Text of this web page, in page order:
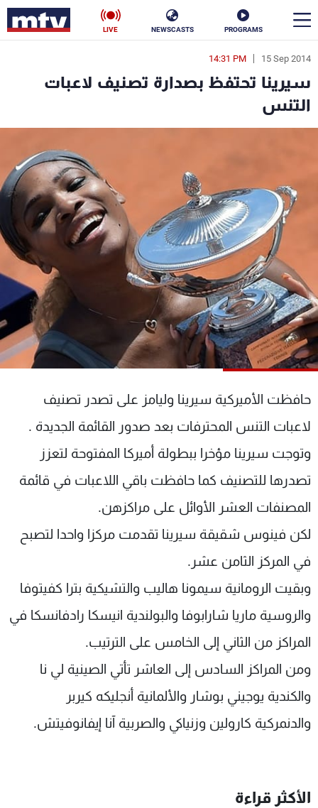
PROGRAMS
NEWSCASTS
LIVE
15 Sep 2014
14:31 PM
سيرينا تحتفظ بصدارة تصنيف لاعبات
التنس
حافظت الأميركية سيرينا وليامز على تصدر تصنيف
لاعبات التنس المحترفات بعد صدور القائمة الجديدة .
وتوجت سيرينا مؤخرا ببطولة أميركا المفتوحة لتعزز
تصدرها للتصنيف كما حافظت باقي اللاعبات في قائمة
المصنفات العشر الأوائل على مراكزهن.
لكن فينوس شقيقة سيرينا تقدمت مركزا واحدا لتصبح
في المركز الثامن عشر.
وبقيت الرومانية سيمونا هاليب والتشيكية بترا كفيتوفا
والروسية ماريا شارابوفا والبولندية انيسكا رادفانسكا في
المراكز من الثاني إلى الخامس على الترتيب.
ومن المراكز السادس إلى العاشر تأتي الصينية لي نا
والكندية يوجيني بوشار والألمانية أنجليكه كيربر
والدنمركية كارولين وزنياكي والصربية آنا إيفانوفيتش.
الأكثر قراءة
en
الأخبار
سياسة ناس
منوعات رياضة
كأس العالم
البرامج
جدول البرامج
شاهد البرامج
الترددات
عن MTV
لاعلاناتكم
وظائف
شروط الإسـتخدام
سياسة الخصوصية